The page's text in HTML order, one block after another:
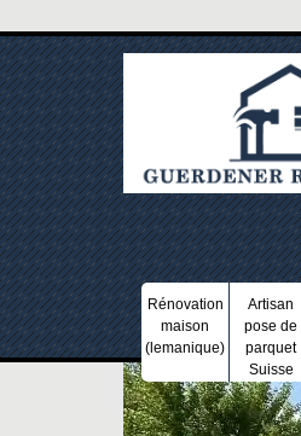
Rénovation
maison
(lemanique)
Artisan
pose de
parquet
Suisse